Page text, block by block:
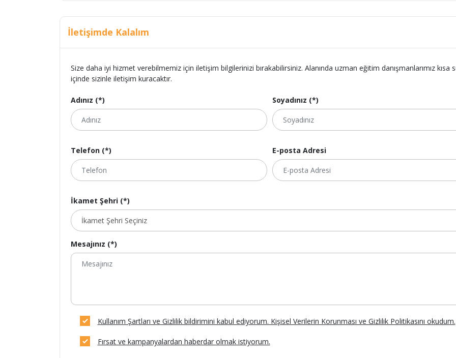
İletişimde Kalalım
Size daha iyi hizmet verebilmemiz için iletişim bilgilerinizi bırakabilirsiniz. Alanında uzman eğitim danışmanlarımız kısa
içinde sizinle iletişim kuracaktır.
Adınız (*) Soyadınız (*)
Telefon (*) E-posta Adresi
İkamet Şehri (*)
Mesajınız (*)
Kullanım Şartları ve Gizlilik bildirimini kabul ediyorum. Kişisel Verilerin Korunması ve Gizlilik Politikasını okudum.
Fırsat ve kampanyalardan haberdar olmak istiyorum.